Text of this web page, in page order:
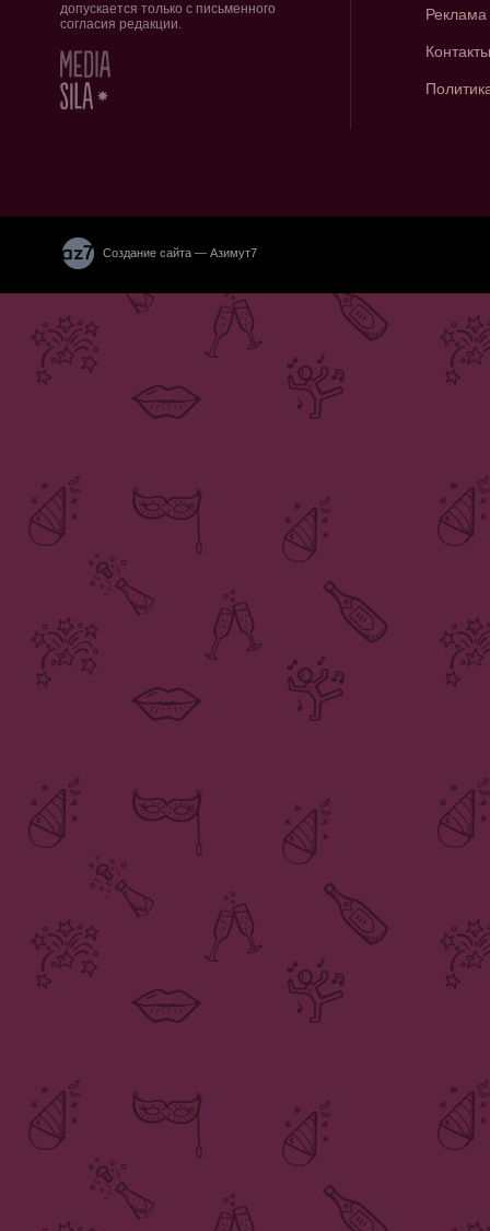
допускается только с письменного
согласия редакции.
Реклама
Контакты
Создание сайта — Азимут7